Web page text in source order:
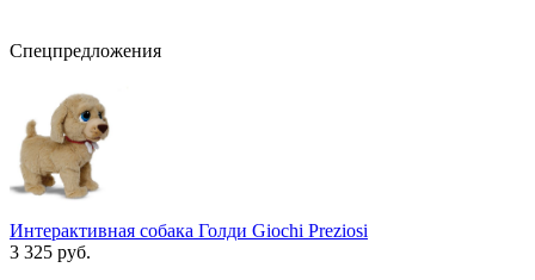
Спецпредложения
Интерактивная собака Голди Giochi Preziosi
3 325 руб.